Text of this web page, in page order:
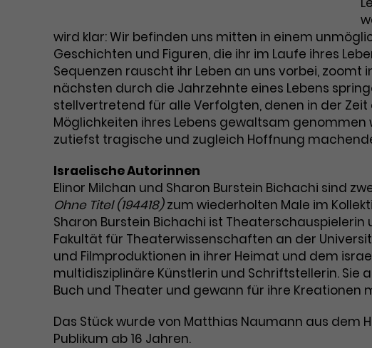
helfen
auf
wird klar: Wir befinden uns mitten in einem
Geschichten und Figuren, die ihr im Laufe ihres
Sequenzen rauscht ihr Leben an uns vorbei,
nächsten durch die Jahrzehnte eines Lebens
stellvertretend für alle Verfolgten, denen in der
Möglichkeiten ihres Lebens gewaltsam genommen
zutiefst tragische und zugleich Hoffnung
Israelische Autorinnen
Elinor Milchan und Sharon Burstein Bichachi sind
Ohne Titel (194418)zum wiederholten Male im
Sharon Burstein Bichachi ist
Fakultät für Theaterwissenschaften an der
und Filmproduktionen in ihrer Heimat und dem
multidisziplinäre Künstlerin und Schriftstellerin. Sie
Buch und Theater und gewann für ihre Kreationen
Das Stück wurde von Matthias Naumann aus
Publikum ab 16 Jahren.